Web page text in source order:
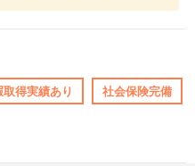
得実績あり 社会保険完備